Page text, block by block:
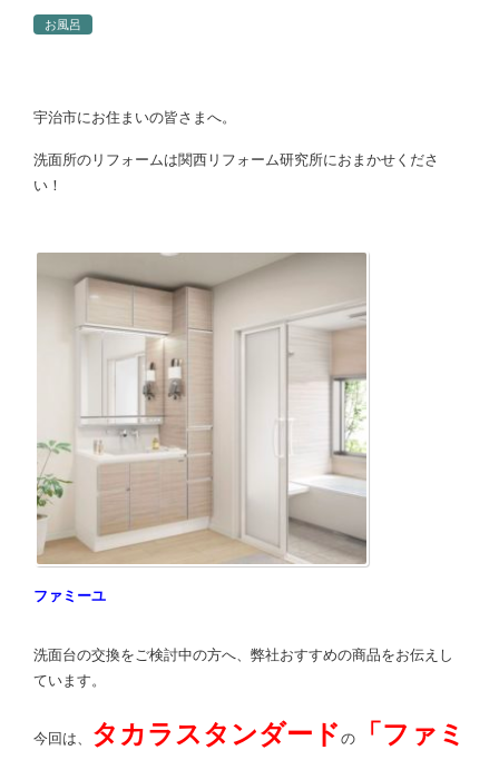
お風呂
宇治市にお住まいの皆さまへ。
洗面所のリフォームは関西リフォーム研究所におまかせくださ
い！
ファミーユ
洗面台の交換をご検討中の方へ、弊社おすすめの商品をお伝えし
ています。
今回は、 タカラスタンダード の
「ファミ